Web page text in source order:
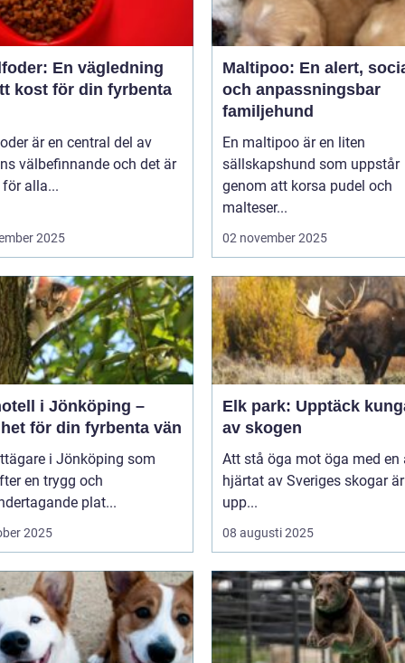
En vägledning
kost för din fyrbenta
är en central del av
välbefinnande och det är
alla...
2025
Maltipoo: En alert,
och anpassningsbar
familjehund
En maltipoo är en liten
sällskapshund som uppstår
genom att korsa pudel och
malteser...
02 november 2025
i Jönköping –
för din fyrbenta vän
i Jönköping som
en trygg och
plat...
2025
Elk park: Upptäck
av skogen
Att stå öga mot öga med en
hjärtat av Sveriges skogar
upp...
08 augusti 2025